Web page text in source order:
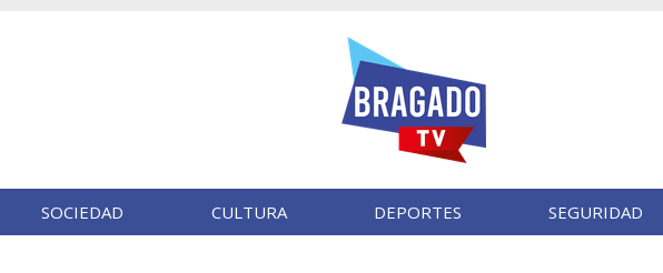
SOCIEDAD CULTURA DEPORTES SEGURIDAD